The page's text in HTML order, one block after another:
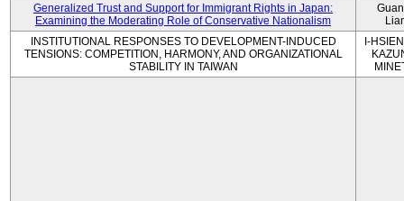
Generalized Trust and Support for Immigrant Rights in Japan:
Examining the Moderating Role of Conservative Nationalism
INSTITUTIONAL RESPONSES TO DEVELOPMENT-INDUCED
TENSIONS: COMPETITION, HARMONY, AND ORGANIZATIONAL
STABILITY IN TAIWAN
I-